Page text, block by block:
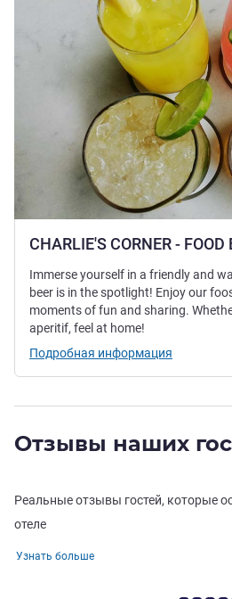
CHARLIE'S CORNER - FOOD
Immerse yourself in a friendly and
beer is in the spotlight! Enjoy our
moments of fun and sharing.
aperitif, feel at home!
Подробная информация
Отзывы наших
Реальные отзывы гостей, которые
отеле
Узнать больше